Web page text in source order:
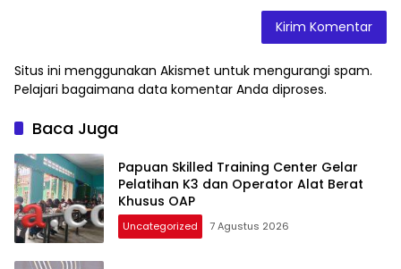
Situs ini menggunakan Akismet untuk mengurangi spam.
Pelajari bagaimana data komentar Anda diproses.
Baca Juga
Papuan Skilled Training Center Gelar
Pelatihan K3 dan Operator Alat Berat
Khusus OAP
Uncategorized 7 Agustus 2026